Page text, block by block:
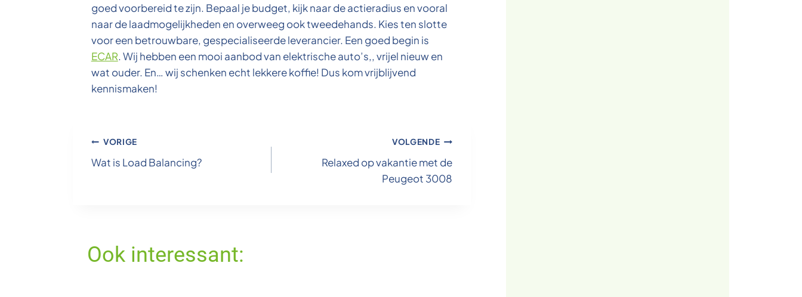
goed voorbereid te zijn. Bepaal je budget, kijk naar de actieradius en vooral
naar de laadmogelijkheden en overweeg ook tweedehands. Kies ten slotte
voor een betrouwbare, gespecialiseerde leverancier. Een goed begin is
ECAR. Wij hebben een mooi aanbod van elektrische auto’s,, vrijel nieuw en
wat ouder. En… wij schenken echt lekkere koffie! Dus kom vrijblijvend
kennismaken!
Bericht
navigatie
VORIGE
Wat is Load Balancing?
VOLGENDE
Relaxed op vakantie met de
Peugeot 3008
Ook interessant: